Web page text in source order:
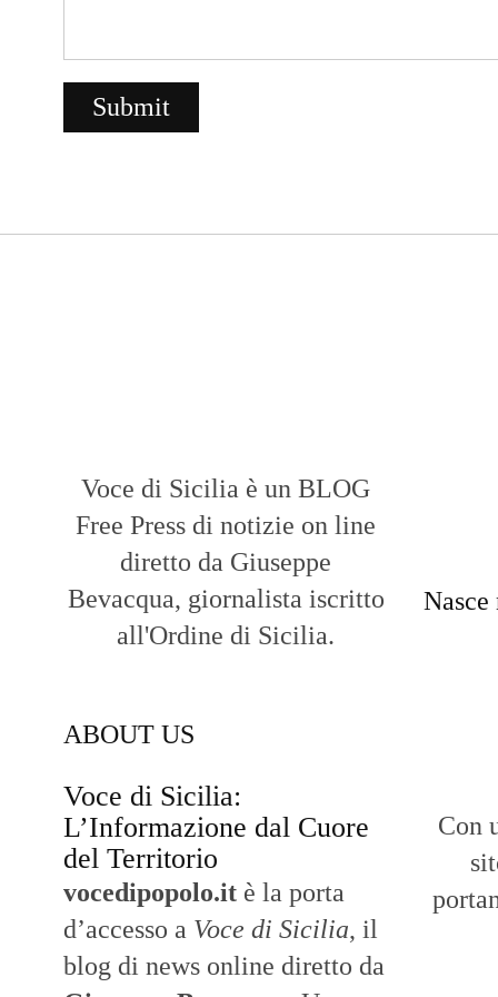
Voce di Sicilia è un BLOG
Free Press di notizie on line
diretto da Giuseppe
Bevacqua, giornalista iscritto
all'Ordine di Sicilia.
ABOUT US
Voce di Sicilia:
L’Informazione dal Cuore
del Territorio
vocedipopolo.it è la porta
d’accesso a Voce di Sicilia, il
blog di news online diretto da
Con